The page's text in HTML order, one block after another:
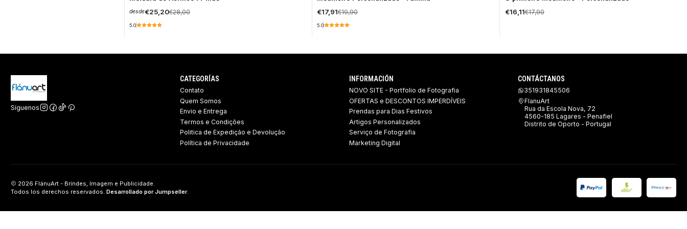
desde€25,20€28,00
5.0
€17,91€19,90
5.0
€16,11€17,90
Síguenos
CATEGORÍAS
Contato
Quem Somos
Envio e Entrega
Termos e Condições
Politica de Expedição e Devolução ​
Política de Privacidade
INFORMACIÓN
NOVO SITE - Portfolio de Fotografia
OFERTAS e DESCONTOS IMPERDÍVEIS
Prendas para Dias Festivos
Artigos Personalizados
Serviço de Fotografia
Marketing Digital
CONTÁCTANOS
351931845506
FlanuArt
Rua da Escola Nova, 72
4560-185 Lagares - Penafiel
Distrito de Oporto - Portugal
2026 FlánuArt - Brindes, Imagem e Publicidade.
Todos los derechos reservados. Desarrollado por Jumpseller.